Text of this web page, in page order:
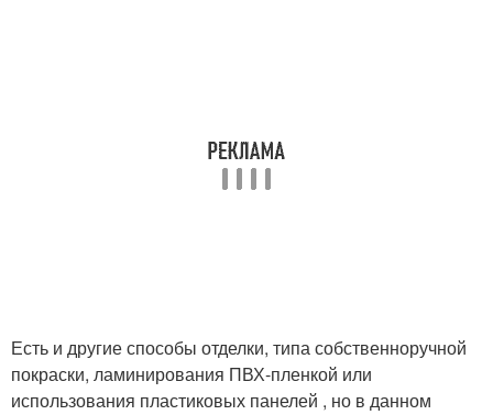
Есть и другие способы отделки, типа собственноручной
покраски, ламинирования ПВХ-пленкой или
использования пластиковых панелей , но в данном